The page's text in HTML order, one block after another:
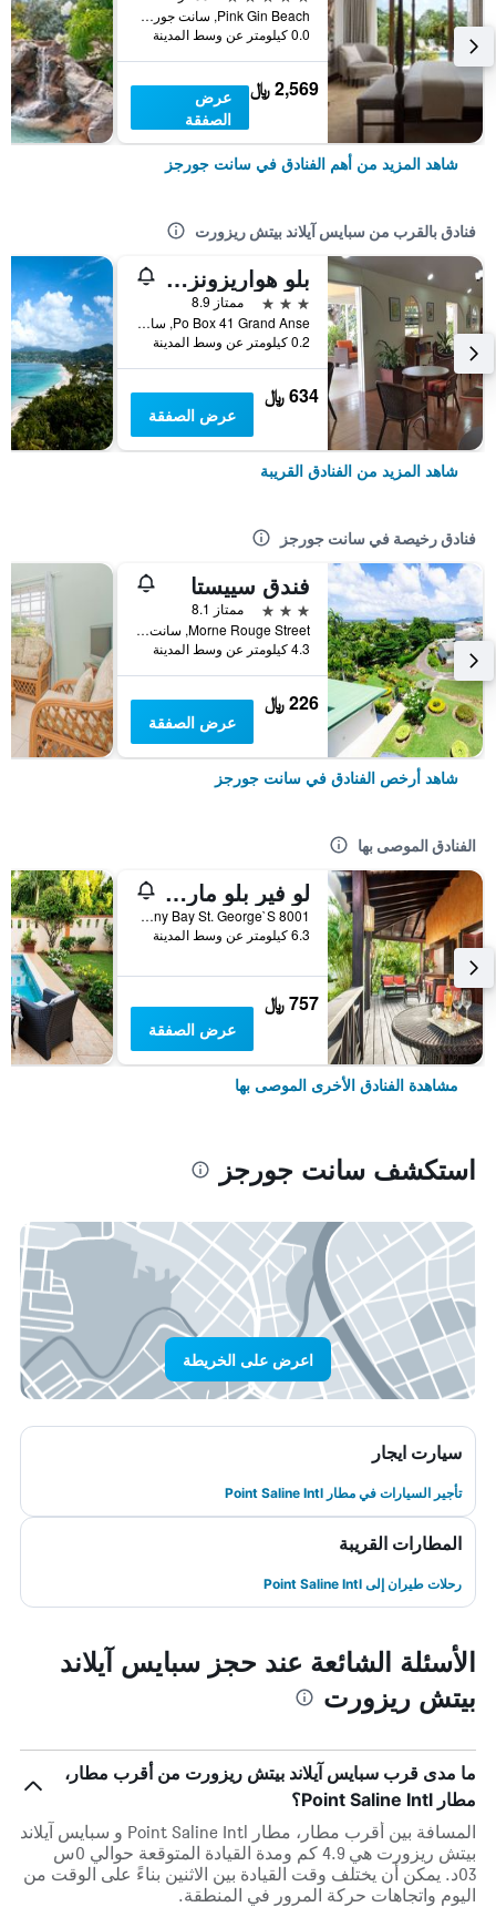
Pink Gin Beach, سانت جورجز, غرينادا
0.0 كيلومتر عن وسط المدينة
2,569 ﷼
عرض
الصفقة
شاهد المزيد من أهم الفنادق في سانت جورجز
فنادق بالقرب من سبايس آيلاند بيتش ريزورت
بلو هواريزونز جاردن ريزورت
3 نجوم
ممتاز 8.9
Po Box 41 Grand Anse, سانت جورجز, غرينادا
0.2 كيلومتر عن وسط المدينة
634 ﷼
عرض الصفقة
شاهد المزيد من الفنادق القريبة
فنادق رخيصة في سانت جورجز
فندق سييستا
3 نجوم
ممتاز 8.1
Morne Rouge Street, سانت جورجز, غرينادا
4.3 كيلومتر عن وسط المدينة
226 ﷼
عرض الصفقة
شاهد أرخص الفنادق في سانت جورجز
الفنادق الموصى بها
لو فير بلو مارينا ريزورت
8001 Petite Calivigny Bay St. George`S, سانت جورجز, غرينادا
6.3 كيلومتر عن وسط المدينة
757 ﷼
عرض الصفقة
مشاهدة الفنادق الأخرى الموصى بها
استكشف سانت جورجز
اعرض على الخريطة
سيارت ايجار
تأجير السيارات في مطار Point Saline Intl
المطارات القريبة
رحلات طيران إلى Point Saline Intl
الأسئلة الشائعة عند حجز سبايس آيلاند
بيتش ريزورت
ما مدى قرب سبايس آيلاند بيتش ريزورت من أقرب مطار،
مطار Point Saline Intl؟
المسافة بين أقرب مطار، مطار Point Saline Intl و سبايس آيلاند
بيتش ريزورت هي 4.9 كم ومدة القيادة المتوقعة حوالي 0س
03د. يمكن أن يختلف وقت القيادة بين الاثنين بناءً على الوقت من
اليوم واتجاهات حركة المرور في المنطقة.